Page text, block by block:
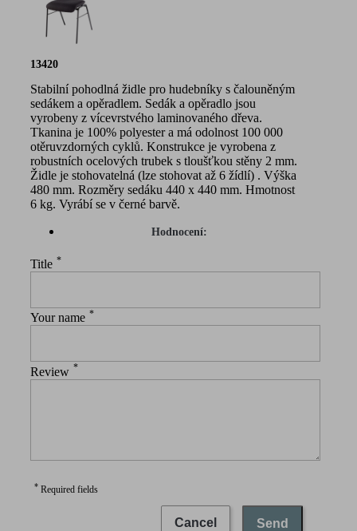
13420
Stabilní pohodlná židle pro hudebníky s čalouněným
sedákem a opěradlem. Sedák a opěradlo jsou
vyrobeny z vícevrstvého laminovaného dřeva.
Tkanina je 100% polyester a má odolnost 100 000
otěruvzdorných cyklů. Konstrukce je vyrobena z
robustních ocelových trubek s tloušťkou stěny 2 mm.
Židle je stohovatelná (lze stohovat až 6 žídlí) . Výška
480 mm. Rozměry sedáku 440 x 440 mm. Hmotnost
6 kg. Vyrábí se v černé barvě.
Hodnocení:
Title *
Your name *
Review *
* Required fields
Cancel Send